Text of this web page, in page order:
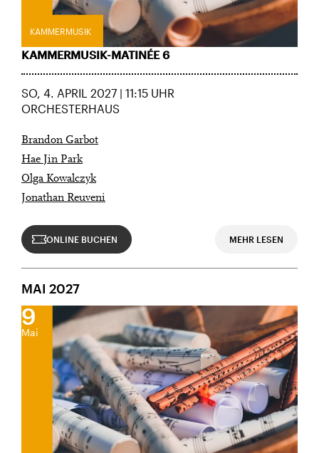
KAMMERMUSIK
KAMMERMUSIK-MATINÉE 6
SO, 4. APRIL 2027 | 11:15 UHR
ORCHESTERHAUS
Brandon Garbot
Hae Jin Park
Olga Kowalczyk
Jonathan Reuveni
ONLINE BUCHEN MEHR LESEN
MAI 2027
9
Mai
City Lights
U28
U28 bedeutet: Jahrgang 1998
Ammann Stiftung
Jahrgang 1997 oder älter
Donnerstag, 21. Mai,
Geburtsdatum: